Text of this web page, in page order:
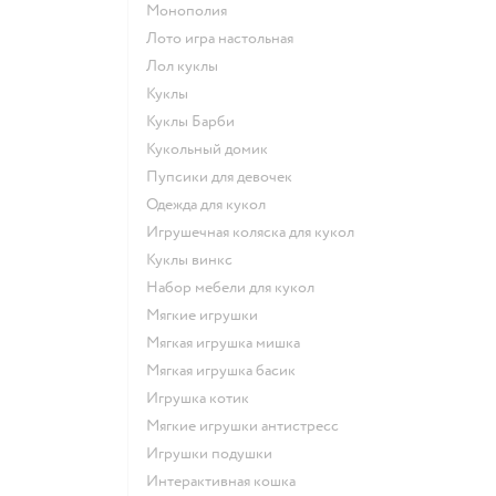
Монополия
Лото игра настольная
Лол куклы
Куклы
Куклы Барби
Кукольный домик
Пупсики для девочек
Одежда для кукол
Игрушечная коляска для кукол
Куклы винкс
Набор мебели для кукол
Мягкие игрушки
Мягкая игрушка мишка
Мягкая игрушка басик
Игрушка котик
Мягкие игрушки антистресс
Игрушки подушки
Интерактивная кошка